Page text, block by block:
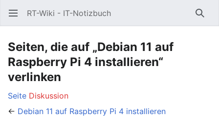
Hauptmenü öffnen RT-Wiki - IT-Notizbuch
Seiten, die auf „Debian 11 auf
Raspberry Pi 4 installieren“
verlinken
Seite Diskussion
← Debian 11 auf Raspberry Pi 4 installieren